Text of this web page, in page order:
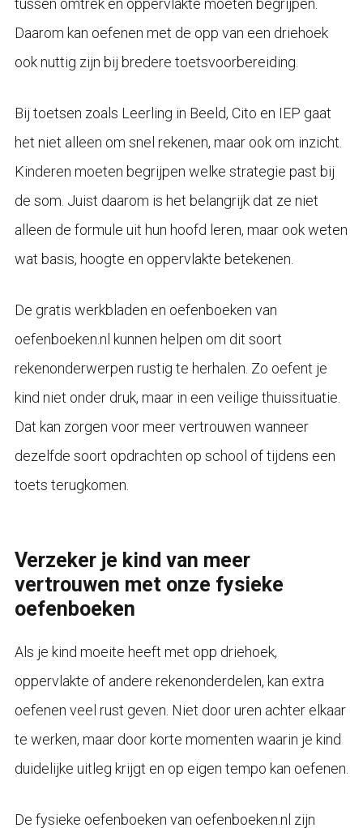
tussen omtrek en oppervlakte moeten begrijpen.
Daarom kan oefenen met de opp van een driehoek
ook nuttig zijn bij bredere toetsvoorbereiding.
Bij toetsen zoals Leerling in Beeld, Cito en IEP gaat
het niet alleen om snel rekenen, maar ook om inzicht.
Kinderen moeten begrijpen welke strategie past bij
de som. Juist daarom is het belangrijk dat ze niet
alleen de formule uit hun hoofd leren, maar ook weten
wat basis, hoogte en oppervlakte betekenen.
De gratis werkbladen en oefenboeken van
oefenboeken.nl kunnen helpen om dit soort
rekenonderwerpen rustig te herhalen. Zo oefent je
kind niet onder druk, maar in een veilige thuissituatie.
Dat kan zorgen voor meer vertrouwen wanneer
dezelfde soort opdrachten op school of tijdens een
toets terugkomen.
Verzeker je kind van meer
vertrouwen met onze fysieke
oefenboeken
Als je kind moeite heeft met opp driehoek,
oppervlakte of andere rekenonderdelen, kan extra
oefenen veel rust geven. Niet door uren achter elkaar
te werken, maar door korte momenten waarin je kind
duidelijke uitleg krijgt en op eigen tempo kan oefenen.
De fysieke oefenboeken van oefenboeken.nl zijn